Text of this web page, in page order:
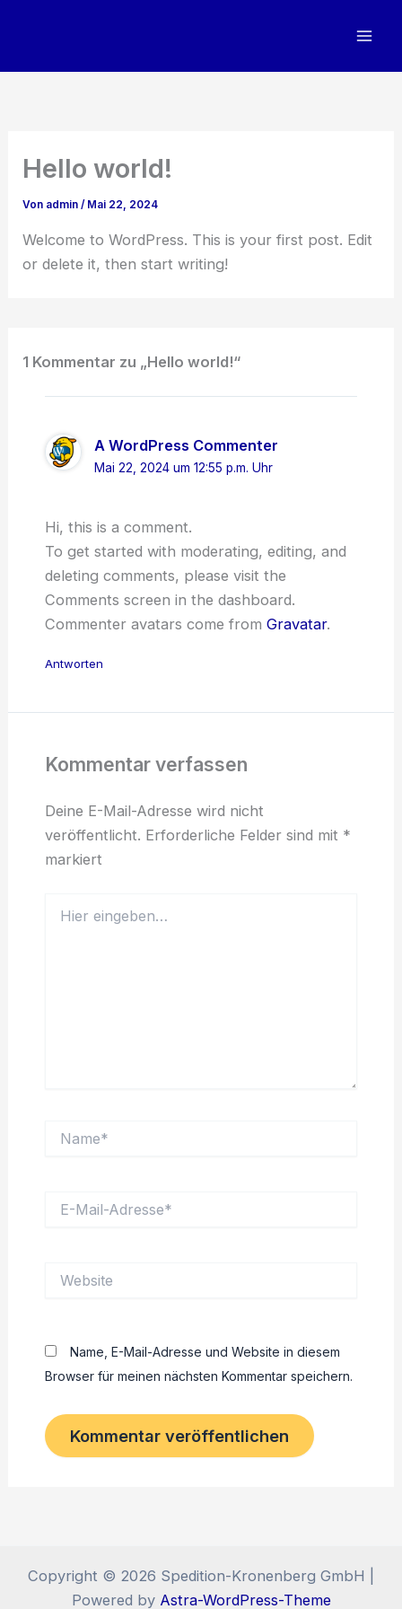
Hello world!
Von admin/ Mai 22, 2024
Welcome to WordPress. This is your first post. Edit
or delete it, then start writing!
1 Kommentar zu „Hello world!“
A WordPress Commenter
Mai 22, 2024 um 12:55 p.m. Uhr
Hi, this is a comment.
To get started with moderating, editing, and
deleting comments, please visit the
Comments screen in the dashboard.
Commenter avatars come from Gravatar.
Antworten
Kommentar verfassen
Deine E-Mail-Adresse wird nicht
veröffentlicht. Erforderliche Felder sind mit *
markiert
eingeben…
Mail-
Name, E-Mail-Adresse und Website in diesem
Browser für meinen nächsten Kommentar speichern.
Copyright © 2026 Spedition-Kronenberg GmbH |
Powered by Astra-WordPress-Theme